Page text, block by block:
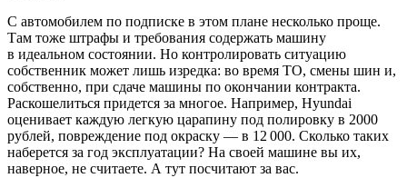
С автомобилем по подписке в этом плане несколько проще.
Там тоже штрафы и требования содержать машину
в идеальном состоянии. Но контролировать ситуацию
собственник может лишь изредка: во время ТО, смены шин и,
собственно, при сдаче машины по окончании контракта.
Раскошелиться придется за многое. Например, Hyundai
оценивает каждую легкую царапину под полировку в 2000
рублей, повреждение под окраску — в 12 000. Сколько таких
наберется за год эксплуатации? На своей машине вы их,
наверное, не считаете. А тут посчитают за вас.